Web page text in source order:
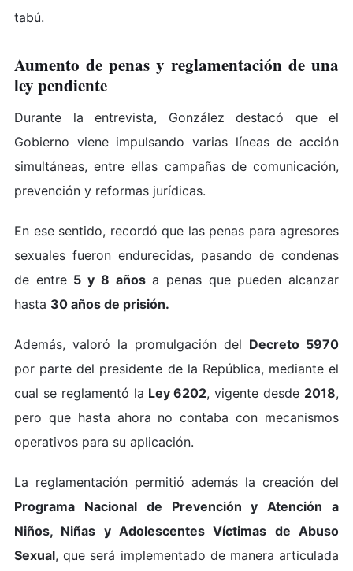
tabú.
Aumento de penas y reglamentación de una
ley pendiente
Durante la entrevista, González destacó que el
Gobierno viene impulsando varias líneas de acción
simultáneas, entre ellas campañas de comunicación,
prevención y reformas jurídicas.
En ese sentido, recordó que las penas para agresores
sexuales fueron endurecidas, pasando de condenas
de entre 5 y 8 añosa penas que pueden alcanzar
hasta 30 años de prisión.
Además, valoró la promulgación del Decreto 5970
por parte del presidente de la República, mediante el
cual se reglamentó la Ley 6202, vigente desde 2018,
pero que hasta ahora no contaba con mecanismos
operativos para su aplicación.
La reglamentación permitió además la creación del
Programa Nacional de Prevención y Atención a
Niños, Niñas y Adolescentes Víctimas de Abuso
Sexual, que será implementado de manera articulada